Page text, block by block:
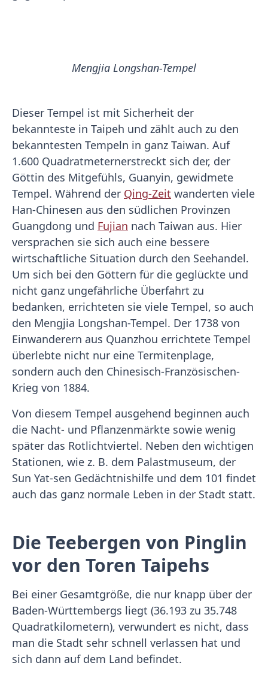
Mengjia Longshan-Tempel
Dieser Tempel ist mit Sicherheit der
bekannteste in Taipeh und zählt auch zu den
bekanntesten Tempeln in ganz Taiwan. Auf
1.600 Quadratmeternerstreckt sich der, der
Göttin des Mitgefühls, Guanyin, gewidmete
Tempel. Während der Qing-Zeit wanderten viele
Han-Chinesen aus den südlichen Provinzen
Guangdong und Fujian nach Taiwan aus. Hier
versprachen sie sich auch eine bessere
wirtschaftliche Situation durch den Seehandel.
Um sich bei den Göttern für die geglückte und
nicht ganz ungefährliche Überfahrt zu
bedanken, errichteten sie viele Tempel, so auch
den Mengjia Longshan-Tempel. Der 1738 von
Einwanderern aus Quanzhou errichtete Tempel
überlebte nicht nur eine Termitenplage,
sondern auch den Chinesisch-Französischen-
Krieg von 1884.
Von diesem Tempel ausgehend beginnen auch
die Nacht- und Pflanzenmärkte sowie wenig
später das Rotlichtviertel. Neben den wichtigen
Stationen, wie z. B. dem Palastmuseum, der
Sun Yat-sen Gedächtnishilfe und dem 101 findet
auch das ganz normale Leben in der Stadt statt.
Die Teebergen von Pinglin
vor den Toren Taipehs
Bei einer Gesamtgröße, die nur knapp über der
Baden-Württembergs liegt (36.193 zu 35.748
Quadratkilometern), verwundert es nicht, dass
man die Stadt sehr schnell verlassen hat und
sich dann auf dem Land befindet.